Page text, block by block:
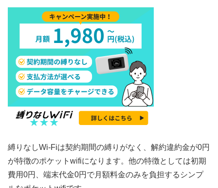
縛りなしWi-Fiは契約期間の縛りがなく、解約違約金が0円
が特徴のポケットwifiになります。他の特徴としては初期
費用0円、端末代金0円で月額料金のみを負担するシンプ